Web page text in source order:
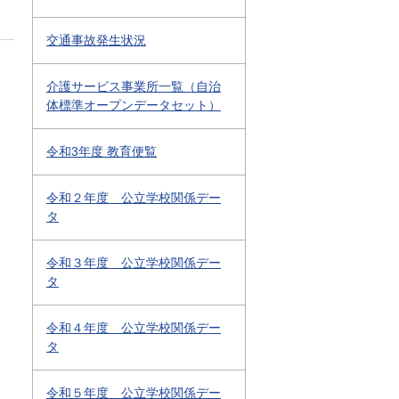
交通事故発生状況
介護サービス事業所一覧（自治
体標準オープンデータセット）
令和3年度 教育便覧
令和２年度 公立学校関係デー
タ
令和３年度 公立学校関係デー
タ
令和４年度 公立学校関係デー
タ
令和５年度 公立学校関係デー